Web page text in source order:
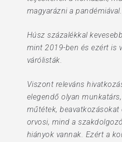
magyarázni a pandémiával.
Húsz százalékkal
mint 2019-ben és ezért is
várólisták.
Viszont releváns
elegendő olyan
műtétek, beavatkozásokat
orvosi, mind a
hiányok vannak. Ezért a